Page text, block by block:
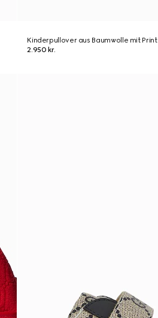
Kinderpullover aus Baumwolle mit Print
2.950 kr.